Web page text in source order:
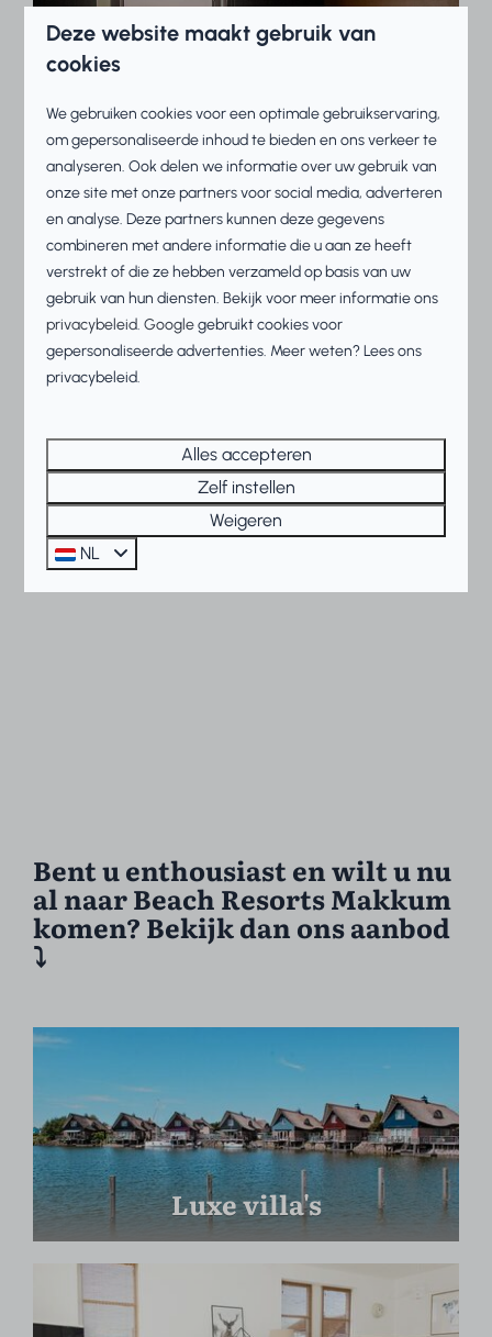
Ontdek de faciliteiten
Verken de omgeving
Bent u enthousiast en wilt u nu
al naar Beach Resorts Makkum
komen? Bekijk dan ons aanbod
⤵
Luxe villa's
Deze website maakt gebruik van
cookies
We gebruiken cookies voor een optimale gebruikservaring,
om gepersonaliseerde inhoud te bieden en ons verkeer te
analyseren. Ook delen we informatie over uw gebruik van
onze site met onze partners voor social media, adverteren
en analyse. Deze partners kunnen deze gegevens
combineren met andere informatie die u aan ze heeft
verstrekt of die ze hebben verzameld op basis van uw
gebruik van hun diensten. Bekijk voor meer informatie ons
privacybeleid.Googlegebruikt cookies voor
gepersonaliseerde advertenties. Meer weten? Lees ons
privacybeleid.
Alles accepteren
Zelf instellen
Weigeren
NL